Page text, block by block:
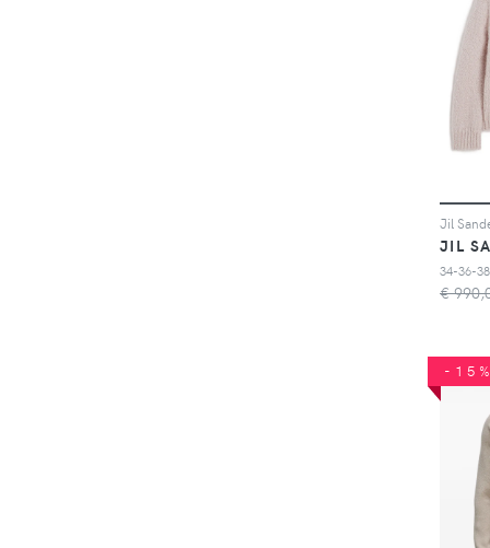
JIL
34-36-38
€
-15%